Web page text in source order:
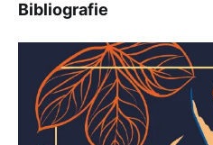
Bibliografie